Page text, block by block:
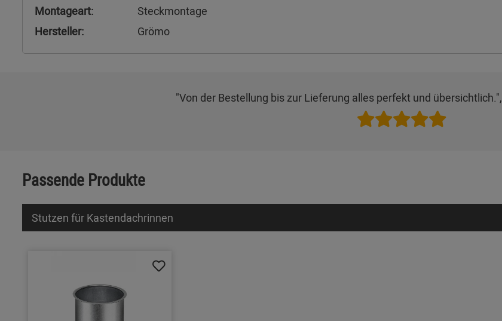
Montageart:
Steckmontage
Hersteller:
Grömo
"Von der Bestellung bis zur Lieferung alles perfekt und übersichtlich.",
Passende Produkte
Stutzen für Kastendachrinnen